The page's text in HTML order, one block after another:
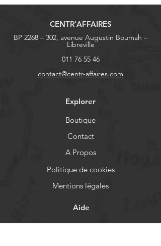
CENTR'AFFAIRES
BP 2268 – 302, avenue Augustin Boumah –
Libreville
011 76 55 46
contact@centr-affaires.com
Explorer
Boutique
Contact
A Propos
Politique de cookies
Mentions légales
Aide